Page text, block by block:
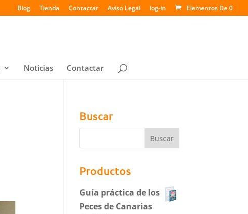
Blog Tienda Contactar Aviso Legal log-in Elementos De 0
Noticias Contactar
Buscar
Productos
Guía práctica de los
Peces de Canarias